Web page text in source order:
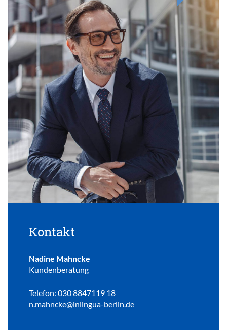
Kontakt
Nadine Mahncke
Kundenberatung
Telefon: 030 8847119 18
n.mahncke@inlingua-berlin.de